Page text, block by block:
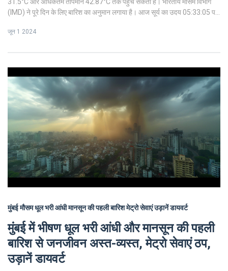
(IMD) ने पूरे दिन के लिए बारिश का अनुमान लगाया है। आज सूर्य का उदय 05:33:05 पर
जून 1 2024
मुंबई मौसमधूल भरी आंधीमानसून की पहली बारिशमेट्रो सेवाएंउड़ानें डायवर्ट
मुंबई में भीषण धूल भरी आंधी और मानसून की पहली
बारिश से जनजीवन अस्त-व्यस्त, मेट्रो सेवाएं ठप,
उड़ानें डायवर्ट